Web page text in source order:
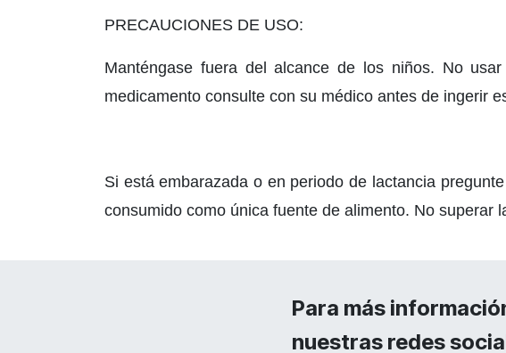
PRECAUCIONES DE USO:
Manténgase fuera del alcance de los niños. No
medicamento consulte con su médico antes de ingerir
Si está embarazada o en periodo de lactancia
consumido como única fuente de alimento. No superar
Para más
nuestras redes